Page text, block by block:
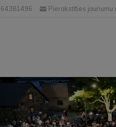
64381496 Pierakstīties jaunumu